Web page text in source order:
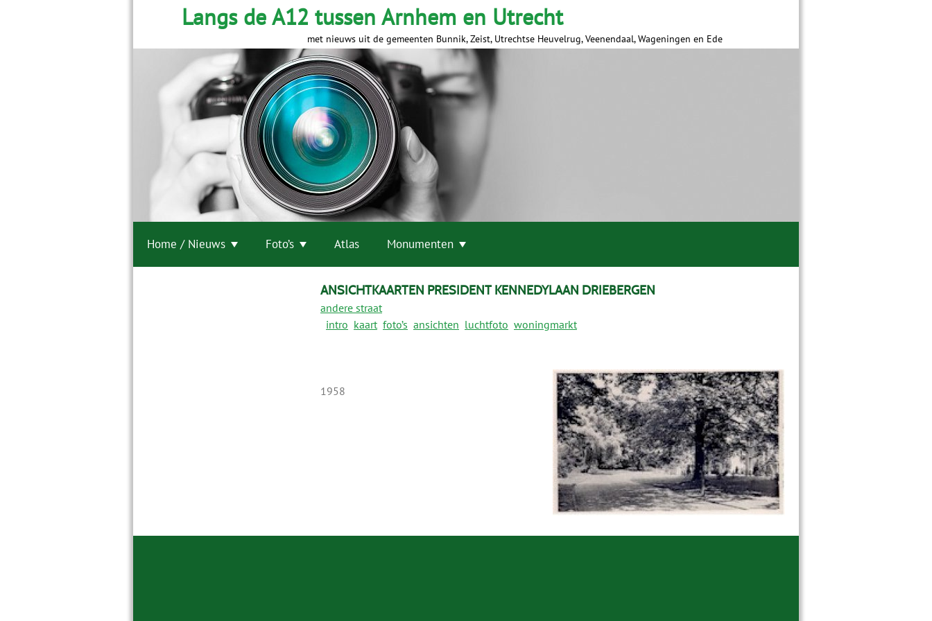
ANSICHTKAARTEN PRESIDENT KENNEDYLAAN DRIEBERGEN
andere straat
intro kaart foto’s ansichten luchtfoto woningmarkt
1958
Langs de A12 tussen Arnhem en Utrecht
met nieuws uit de gemeenten Bunnik, Zeist, Utrechtse Heuvelrug, Veenendaal, Wageningen en Ede
Home / Nieuws Foto’s Atlas Monumenten